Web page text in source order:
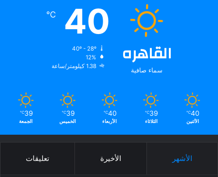
القاهره
سماء صافية
40
℃
12%
1.38 كيلومتر/ساعة
40
℃
الأثنين
39
℃
الثلاثاء
40
℃
الأربعاء
39
℃
الخميس
39
℃
الجمعة
الأشهر الأخيرة تعليقات